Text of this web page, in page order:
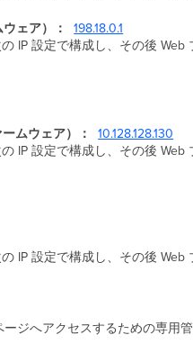
ェア）：
198.18.0.1
IP 設定で構成し、その後 Web
ムウェア）：
10.128.128.130
IP 設定で構成し、その後 Web
IP 設定で構成し、その後 Web
ジへアクセスするための専用